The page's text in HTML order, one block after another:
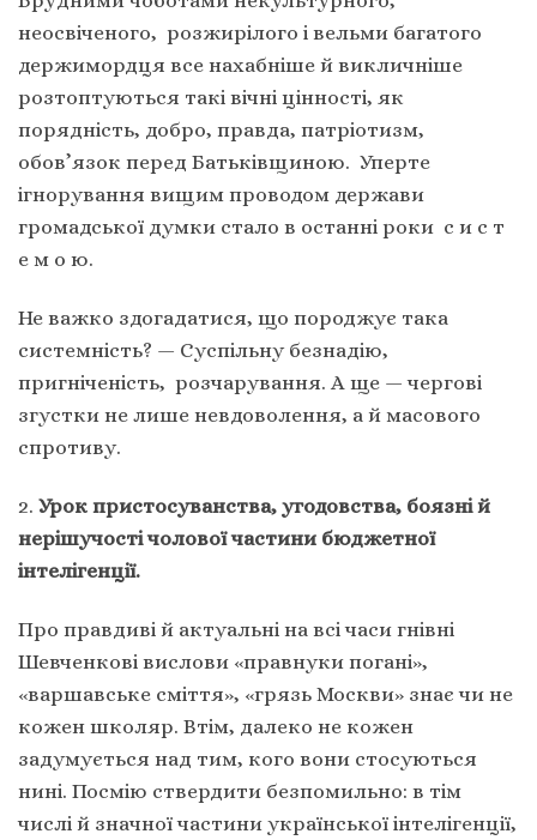
неосвіченого, розжирілого і вельми багатого
держимордця все нахабніше й викличніше
розтоптуються такі вічні цінності, як
порядність, добро, правда, патріотизм,
обов’язок перед Батьківщиною. Уперте
ігнорування вищим проводом держави
громадської думки стало в останні роки с и с т
е м о ю.
Не важко здогадатися, що породжує така
системність? — Суспільну безнадію,
пригніченість, розчарування. А ще — чергові
згустки не лише невдоволення, а й масового
спротиву.
2. Урок пристосуванства, угодовства, боязні й
нерішучості чолової частини бюджетної
інтелігенції.
Про правдиві й актуальні на всі часи гнівні
Шевченкові вислови «правнуки погані»,
«варшавське сміття», «грязь Москви» знає чи не
кожен школяр. Втім, далеко не кожен
задумується над тим, кого вони стосуються
нині. Посмію ствердити безпомильно: в тім
числі й значної частини української інтелігенції,